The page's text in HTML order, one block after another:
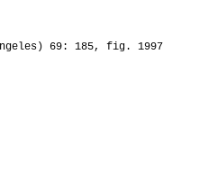
69: 185, fig. 1997